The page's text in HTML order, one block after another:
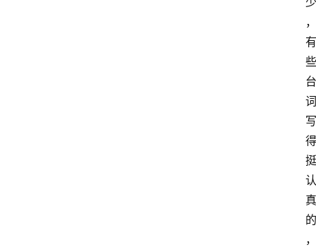
，
有
些
台
词
写
得
挺
认
真
的
，